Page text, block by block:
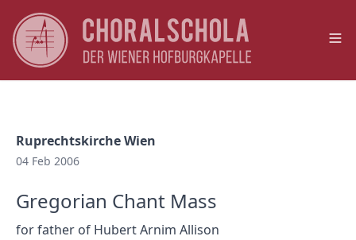
Ruprechtskirche Wien
04 Feb 2006
Gregorian Chant Mass
for father of Hubert Arnim Allison